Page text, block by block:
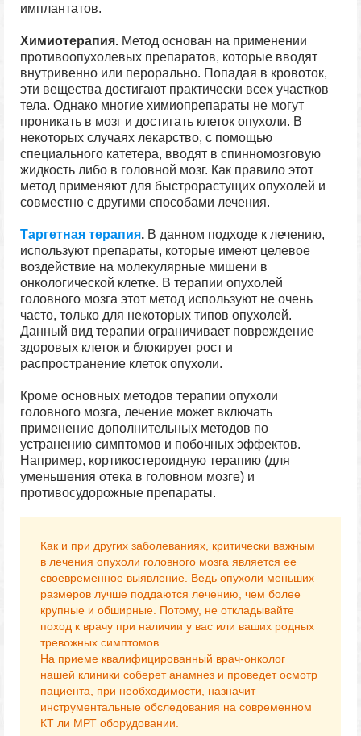
имплантатов.
Химиотерапия. Метод основан на применении
противоопухолевых препаратов, которые вводят
внутривенно или перорально. Попадая в кровоток,
эти вещества достигают практически всех участков
тела. Однако многие химиопрепараты не могут
проникать в мозг и достигать клеток опухоли. В
некоторых случаях лекарство, с помощью
специального катетера, вводят в спинномозговую
жидкость либо в головной мозг. Как правило этот
метод применяют для быстрорастущих опухолей и
совместно с другими способами лечения.
Таргетная терапия. В данном подходе к лечению,
используют препараты, которые имеют целевое
воздействие на молекулярные мишени в
онкологической клетке. В терапии опухолей
головного мозга этот метод используют не очень
часто, только для некоторых типов опухолей.
Данный вид терапии ограничивает повреждение
здоровых клеток и блокирует рост и
распространение клеток опухоли.
Кроме основных методов терапии опухоли
головного мозга, лечение может включать
применение дополнительных методов по
устранению симптомов и побочных эффектов.
Например, кортикостероидную терапию (для
уменьшения отека в головном мозге) и
противосудорожные препараты.
Как и при других заболеваниях, критически важным
в лечения опухоли головного мозга является ее
своевременное выявление. Ведь опухоли меньших
размеров лучше поддаются лечению, чем более
крупные и обширные. Потому, не откладывайте
поход к врачу при наличии у вас или ваших родных
тревожных симптомов.
На приеме квалифицированный врач-онколог
нашей клиники соберет анамнез и проведет осмотр
пациента, при необходимости, назначит
инструментальные обследования на современном
КТ ли МРТ оборудовании.